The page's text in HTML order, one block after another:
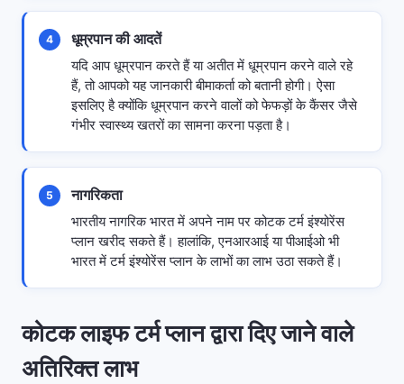
4 धूम्रपान की आदतें
यदि आप धूम्रपान करते हैं या अतीत में धूम्रपान करने वाले रहे
हैं, तो आपको यह जानकारी बीमाकर्ता को बतानी होगी। ऐसा
इसलिए है क्योंकि धूम्रपान करने वालों को फेफड़ों के कैंसर जैसे
गंभीर स्वास्थ्य खतरों का सामना करना पड़ता है।
5 नागरिकता
भारतीय नागरिक भारत में अपने नाम पर कोटक टर्म इंश्योरेंस
प्लान खरीद सकते हैं। हालांकि, एनआरआई या पीआईओ भी
भारत में टर्म इंश्योरेंस प्लान के लाभों का लाभ उठा सकते हैं।
कोटक लाइफ टर्म प्लान द्वारा दिए जाने वाले
अतिरिक्त लाभ